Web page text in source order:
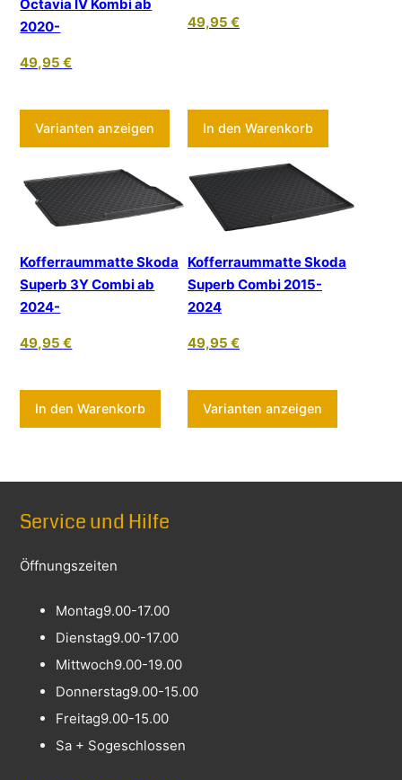
Octavia IV Kombi ab
2020-
49,95€
Varianten anzeigen Dieses Produkt weist mehrere
49,95 €
In den Warenkorb
Kofferraummatte Skoda
Superb 3Y Combi ab
2024-
49,95€
In den Warenkorb
Kofferraummatte Skoda
Superb Combi 2015-
2024
49,95 €
Varianten anzeigen
Service und Hilfe
Öffnungszeiten
Montag9.00-17.00
Dienstag9.00-17.00
Mittwoch9.00-19.00
Donnerstag9.00-15.00
Freitag9.00-15.00
Sa + Sogeschlossen